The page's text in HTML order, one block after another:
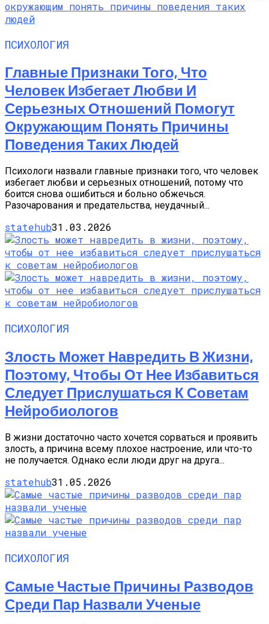
ПСИХОЛОГИЯ
Главные Признаки Того, Что
Человек Избегает Любви И
Серьезных Отношений Помогут
Окружающим Понять Причины
Поведения Таких Людей
Психологи назвали главные признаки того, что человек
избегает любви и серьезных отношений, потому что
боится снова ошибиться и больно обжечься.
Разочарования и предательства, неудачный...
statehub31.03.2026
ПСИХОЛОГИЯ
Злость Может Навредить В Жизни,
Поэтому, Чтобы От Нее Избавиться
Следует Прислушаться К Советам
Нейробиологов
В жизни достаточно часто хочется сорваться и проявить
злость, а причина всему плохое настроение, или что-то
не получается. Однако если люди друг на друга...
statehub31.05.2026
ПСИХОЛОГИЯ
Самые Частые Причины Разводов
Среди Пар Назвали Ученые